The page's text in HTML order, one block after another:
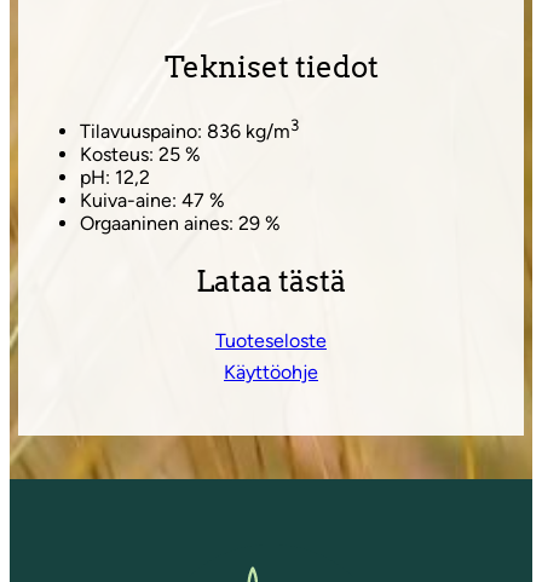
Tekniset tiedot
Tilavuuspaino: 836 kg/m3
Kosteus: 25 %
pH: 12,2
Kuiva-aine: 47 %
Orgaaninen aines: 29 %
Lataa tästä
Tuoteseloste
Käyttöohje